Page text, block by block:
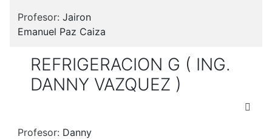
Profesor: Jairon
Emanuel Paz Caiza
REFRIGERACION G ( ING.
DANNY VAZQUEZ )
Profesor: Danny